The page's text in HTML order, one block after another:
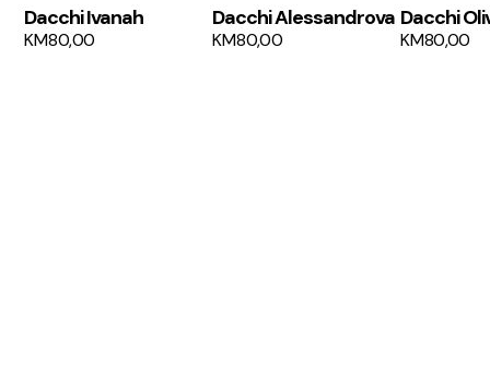
Dacchi Ivanah
KM80,00
Dacchi Alessandrova
KM80,00
Dacchi
KM80,00